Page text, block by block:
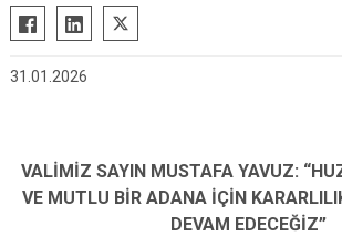
31.01.2026
VALİMİZ SAYIN MUSTAFA YAVUZ:
VE MUTLU BİR ADANA İÇİN
DEVAM EDECEĞİZ”